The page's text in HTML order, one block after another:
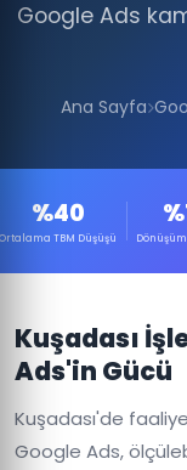
Google Ads
Ana Sayfa
%40
Ortalama TBM Düşüşü Dönüşüm
Kuşadası
Ads'in Gücü
Kuşadası'de
Google Ads,